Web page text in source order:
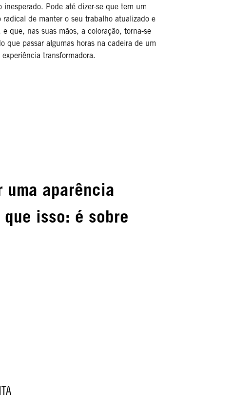
inesperado. Pode até dizer-se que tem um
radical de manter o seu trabalho atualizado e
que, nas suas mãos, a coloração, torna-se
que passar algumas horas na cadeira de um
transformadora.
uma aparência
isso: é sobre